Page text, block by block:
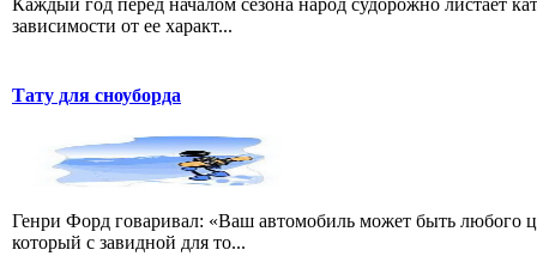
зависимости от ее характ...
Тату для сноуборда
Генри Форд говаривал: «Ваш автомобиль может быть любого
который с завидной для то...